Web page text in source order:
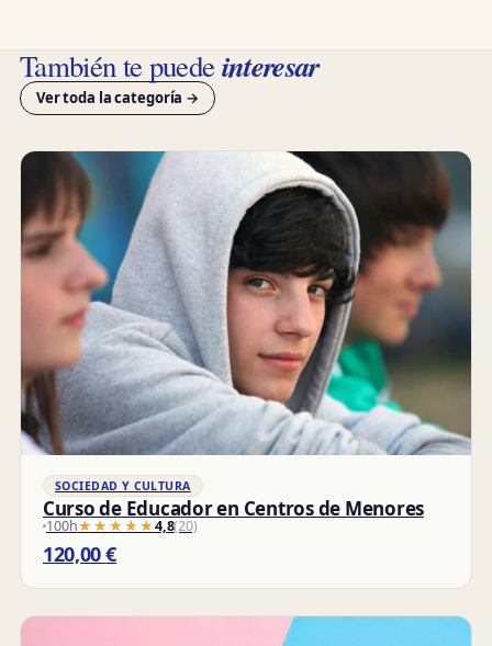
También te puedeinteresar
Ver toda la categoría →
SOCIEDAD Y CULTURA
Curso de Educador en Centros de Menores
100h★★★★★
★★★★★4,8(20)
120,00€